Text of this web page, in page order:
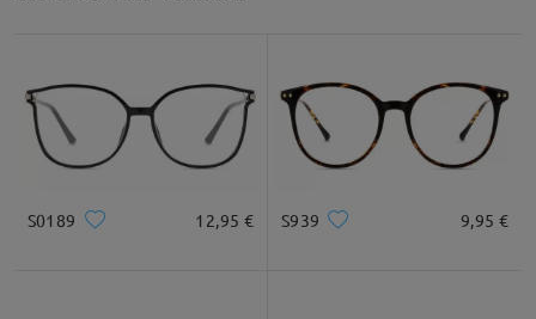
S0189 12,95 € S939 9,95 €